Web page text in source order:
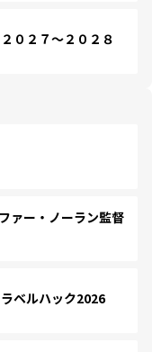
２７～２０２８
ァー・ノーラン監督
ベルハック2026